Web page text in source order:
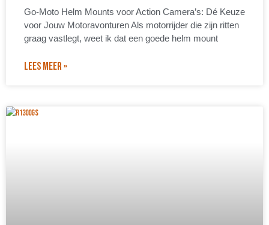
Go-Moto Helm Mounts voor Action Camera’s: Dé Keuze
voor Jouw Motoravonturen Als motorrijder die zijn ritten
graag vastlegt, weet ik dat een goede helm mount
LEES MEER »